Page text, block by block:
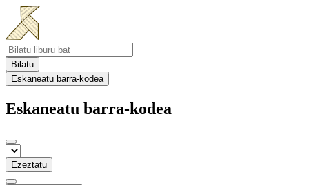
Bilatu
Eskaneatu barra-kodea
Eskaneatu barra-kodea
Ezeztatu